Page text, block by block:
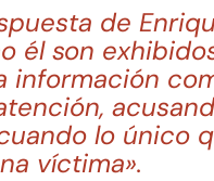
de
él son
información
lo único
víctima».